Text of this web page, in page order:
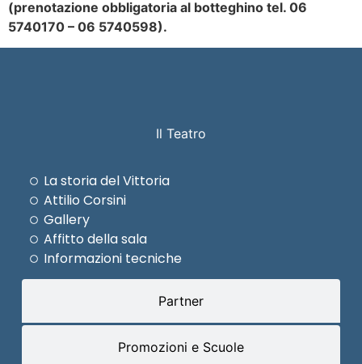
(prenotazione obbligatoria al botteghino tel. 06
5740170 – 06 5740598).
Il Teatro
Partner
Promozioni e Scuole
La storia del Vittoria
Attilio Corsini
Gallery
Affitto della sala
Informazioni tecniche